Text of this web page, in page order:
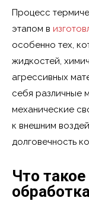
Процесс
этапом в
особенно тех,
жидкостей,
агрессивных
себя различные
механические
к внешним
долговечность
Что